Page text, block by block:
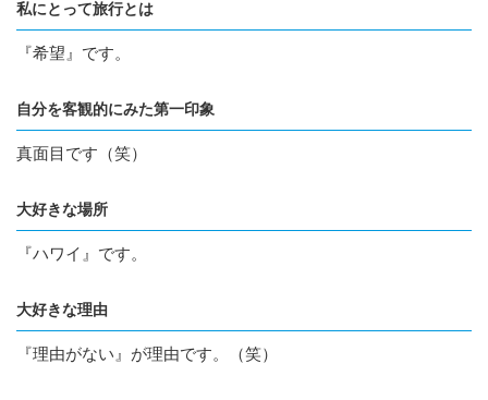
私にとって旅行とは
『希望』です。
自分を客観的にみた第一印象
真面目です（笑）
大好きな場所
『ハワイ』です。
大好きな理由
『理由がない』が理由です。（笑）